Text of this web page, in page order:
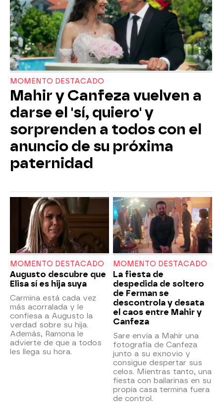
MOMENTO DESTACADO
Mahir y Canfeza vuelven a
darse el 'sí, quiero' y
sorprenden a todos con el
anuncio de su próxima
paternidad
MOMENTO DESTACADO
Augusto descubre que
Elisa sí es hija suya
Carmina está cada vez
más acorralada y le
confiesa a Augusto la
verdad sobre su hija.
Además, Ramona le
advierte de que a todos
les llega su hora.
MOMENTO DESTACADO
La fiesta de
despedida de soltero
de Ferman se
descontrola y desata
el caos entre Mahir y
Canfeza
Sare envía a Mahir una
fotografía de Canfeza
junto a su exnovio y
consigue despertar sus
celos. Mientras tanto, una
fiesta con bailarinas en su
propia casa termina fuera
de control.